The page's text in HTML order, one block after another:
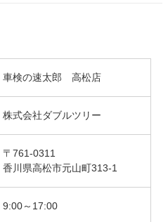
車検の速太郎 高松店
株式会社ダブルツリー
〒761-0311
香川県高松市元山町313-1
9:00～17:00